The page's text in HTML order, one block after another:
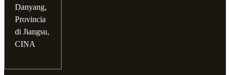
Danyang,
Provincia
di Jiangsu,
CINA